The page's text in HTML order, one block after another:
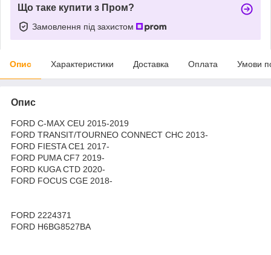
Що таке купити з Пром?
Замовлення під захистом
Опис Характеристики Доставка Оплата Умови
Опис
FORD C-MAX CEU 2015-2019
FORD TRANSIT/TOURNEO CONNECT CHC 2013-
FORD FIESTA CE1 2017-
FORD PUMA CF7 2019-
FORD KUGA CTD 2020-
FORD FOCUS CGE 2018-
FORD 2224371
FORD H6BG8527BA